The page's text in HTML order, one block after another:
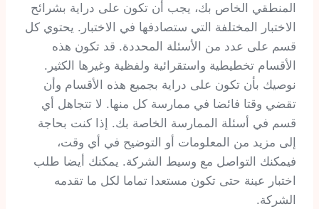
المنطقي الخاص بك، يجب أن تكون على دراية بشرائح
الاختبار المختلفة التي ستصادفها في الاختبار. يحتوي كل
قسم على عدد من الأسئلة المحددة. قد تكون هذه
الأقسام تخطيطية واستقرائية ولفظية وغيرها الكثير.
نوصيك بأن تكون على دراية بجميع هذه الأقسام وأن
تقضي وقتا فائضا في ممارسة كل منها. لا تتجاهل أي
قسم في أسئلة الممارسة الخاصة بك. إذا كنت بحاجة
إلى مزيد من المعلومات أو التوضيح في أي وقت،
فيمكنك التواصل مع وسيط الشركة. يمكنك أيضا طلب
اختبار عينة حتى تكون مستعدا تماما لكل ما تقدمه
الشركة.